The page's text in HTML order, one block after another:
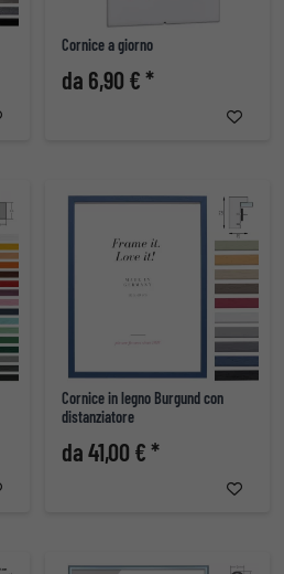
Cornice a giorno
da 6,90 € *
Cornice in legno Burgund con
distanziatore
da 41,00 € *